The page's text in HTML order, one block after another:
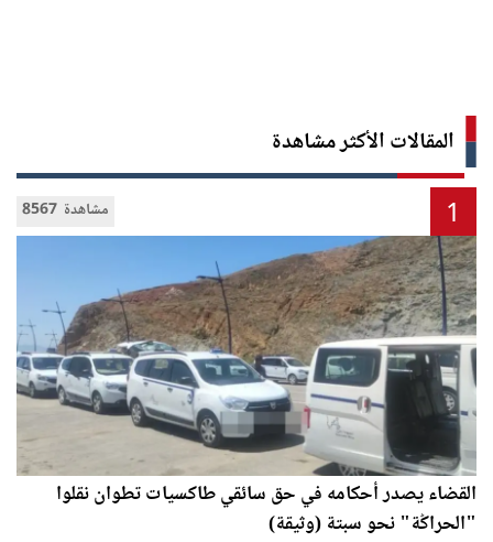
المقالات الأكثر مشاهدة
8567 مشاهدة 1
القضاء يصدر أحكامه في حق سائقي طاكسيات تطوان نقلوا
"الحراݣة" نحو سبتة (وثيقة)